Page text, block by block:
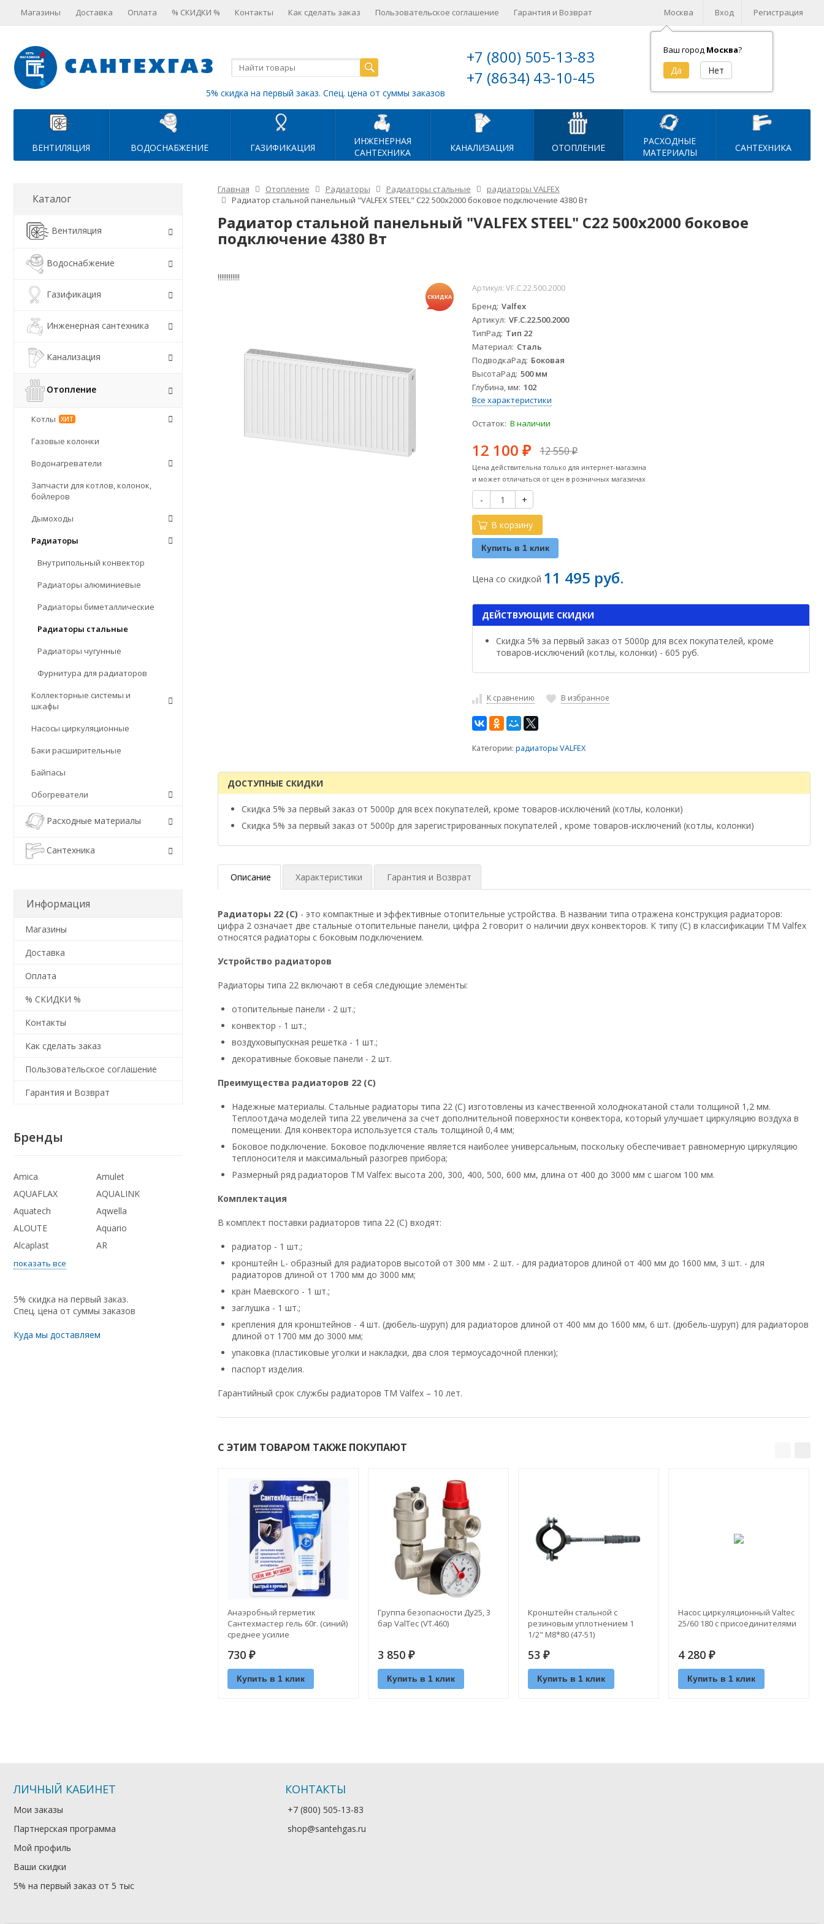
Москва
Ваш город Москва?
Вход Регистрация
Магазины Доставка Оплата % СКИДКИ % Контакты Как сделать заказ Пользовательское соглашение Гарантия и Возврат
+7 (800) 505-13-83
+7 (8634) 43-10-45
Корзина (
на сумму
5% скидка на первый заказ. Спец. цена от суммы заказов
ВЕНТИЛЯЦИЯ ВОДОСНАБЖЕНИЕ ГАЗИФИКАЦИЯ
ИНЖЕНЕРНАЯ
САНТЕХНИКА
КАНАЛИЗАЦИЯ ОТОПЛЕНИЕ
РАСХОДНЫЕ
МАТЕРИАЛЫ
САНТЕХНИКА
Главная Отопление Радиаторы Радиаторы стальные
радиаторы VALFEX
Радиатор стальной панельный "VALFEX STEEL" C22 500х2000 боковое подключение 4380 Вт
Радиатор стальной панельный "VALFEX STEEL" C22 500х2000 боковое
подключение 4380 Вт
!!!!!!!!!!!!
СКИДКА
Артикул:VF.C.22.500.2000
Бренд Valfex
Артикул VF.C.22.500.2000
ТипРад Тип 22
Материал Сталь
ПодводкаРад Боковая
ВысотаРад 500 мм
Глубина, мм 102
Все характеристики
Остаток: В наличии
12 100₽ 12 550₽
Цена действительна только для интернет-магазина
и может отличаться от цен в розничных магазинах
- +
В корзину
Купить в 1 клик
Цена со скидкой 11 495 руб.
ДЕЙСТВУЮЩИЕ СКИДКИ
Скидка 5% за первый заказ от 5000р для всех покупателей, кроме
товаров-исключений (котлы, колонки) - 605 руб.
К сравнению В избранное
Категории:радиаторы VALFEX
ДОСТУПНЫЕ СКИДКИ
Скидка 5% за первый заказ от 5000р для всех покупателей, кроме товаров-исключений (котлы, колонки)
Скидка 5% за первый заказ от 5000р для зарегистрированных покупателей , кроме товаров-исключений (котлы, колонки)
Описание Характеристики Гарантия и Возврат
Радиаторы 22 (C) - это компактные и эффективные отопительные устройства. В названии типа отражена конструкция радиаторов:
цифра 2 означает две стальные отопительные панели, цифра 2 говорит о наличии двух конвекторов. К типу (C) в классификации TM Valfex
относятся радиаторы с боковым подключением.
Устройство радиаторов
Радиаторы типа 22 включают в себя следующие элементы:
отопительные панели - 2 шт.;
конвектор - 1 шт.;
воздуховыпускная решетка - 1 шт.;
декоративные боковые панели - 2 шт.
Преимущества радиаторов 22 (C)
Надежные материалы. Стальные радиаторы типа 22 (C) изготовлены из качественной холоднокатаной стали толщиной 1,2 мм.
Теплоотдача моделей типа 22 увеличена за счет дополнительной поверхности конвектора, который улучшает циркуляцию воздуха в
помещении. Для конвектора используется сталь толщиной 0,4 мм;
Боковое подключение. Боковое подключение является наиболее универсальным, поскольку обеспечивает равномерную циркуляцию
теплоносителя и максимальный разогрев прибора;
Размерный ряд радиаторов TM Valfex: высота 200, 300, 400, 500, 600 мм, длина от 400 до 3000 мм с шагом 100 мм.
Комплектация
В комплект поставки радиаторов типа 22 (C) входят:
радиатор - 1 шт.;
кронштейн L- образный для радиаторов высотой от 300 мм - 2 шт. - для радиаторов длиной от 400 мм до 1600 мм, 3 шт. - для
радиаторов длиной от 1700 мм до 3000 мм;
кран Маевского - 1 шт.;
заглушка - 1 шт.;
крепления для кронштейнов - 4 шт. (дюбель-шуруп) для радиаторов длиной от 400 мм до 1600 мм, 6 шт. (дюбель-шуруп) для радиаторов
длиной от 1700 мм до 3000 мм;
упаковка (пластиковые уголки и накладки, два слоя термоусадочной пленки);
паспорт изделия.
Гарантийный срок службы радиаторов TM Valfex – 10 лет.
С ЭТИМ ТОВАРОМ ТАКЖЕ ПОКУПАЮТ
Анаэробный герметик
Сантехмастер гель 60г. (синий)
среднее усилие
730 ₽
Купить в 1 клик
Группа безопасности Ду25, 3
бар ValTec (VT.460)
3 850 ₽
Купить в 1 клик
Кронштейн стальной с
резиновым уплотнением 1
1/2" М8*80 (47-51)
53 ₽
Купить в 1 клик
Насос циркуляционный Valtec
25/60 180 с присоединителями
4 280 ₽
Купить в 1 клик
Каталог
Вентиляция
Водоснабжение
Газификация
Инженерная сантехника
Канализация
Отопление
Котлы ХИТ
Газовые колонки
Водонагреватели
Запчасти для котлов, колонок,
бойлеров
Дымоходы
Радиаторы
Внутрипольный конвектор
Радиаторы алюминиевые
Радиаторы биметаллические
Радиаторы стальные
Радиаторы чугунные
Фурнитура для радиаторов
Коллекторные системы и
шкафы
Насосы циркуляционные
Баки расширительные
Байпасы
Обогреватели
Расходные материалы
Сантехника
Информация
Магазины
Доставка
Оплата
% СКИДКИ %
Контакты
Как сделать заказ
Пользовательское соглашение
Гарантия и Возврат
Бренды
Amica
Amulet
AQUAFLAX
AQUALINK
Aquatech
Aqwella
ALOUTE
Aquario
Alcaplast
AR
показать все
5% скидка на первый заказ.
Спец. цена от суммы заказов
Куда мы доставляем
ЛИЧНЫЙ КАБИНЕТ
Мои заказы
Партнерская программа
Мой профиль
Ваши скидки
5% на первый заказ от 5 тыс
КОНТАКТЫ
+7 (800) 505-13-83
shop@santehgas.ru